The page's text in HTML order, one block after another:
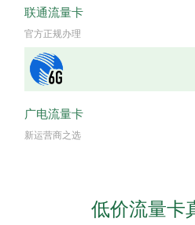
联通流量卡
官方正规办理
广电流量卡
新运营商之选
低价流量卡